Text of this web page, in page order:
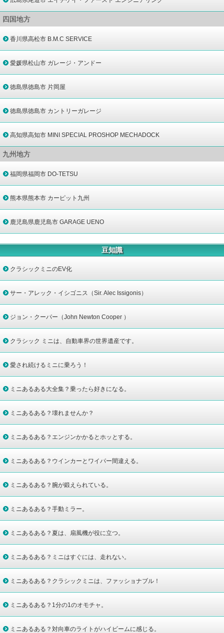
四国地方
香川県高松市 B.M.C SERVICE
愛媛県松山市 ガレージ・アンドー
徳島県徳島市 片岡屋
徳島県徳島市 カントリーガレージ
高知県高知市 MINI SPECIAL PROSHOP MECHADOCK
九州地方
福岡県福岡市 DO-TETSU
熊本県熊本市 カーピット九州
鹿児島県鹿児島市 GARAGE UENO
豆知識
クラシックミニのEV化
サー・アレック・イシゴニス（Sir. Alec Issigonis）
ジョン・クーパー（John Newton Cooper ）
クラシック ミニは、自動車界の世界遺産です。
愛され続けるミニに乗ろう！
ミニあるある大全集？乗ったら好きになる。
ミニあるある？壊れませんか？
ミニあるある？エンジンかかるとホッとする。
ミニあるある？ウインカーとワイパー間違える。
ミニあるある？腕が鍛えられている。
ミニあるある？手動ミラー。
ミニあるある？夏は、扇風機が役に立つ。
ミニあるある？ミニはすぐには、走れない。
ミニあるある？クラシックミニは、ファッショナブル！
ミニあるある？1分の1のオモチャ。
ミニあるある？対向車のライトがハイビームに感じる。